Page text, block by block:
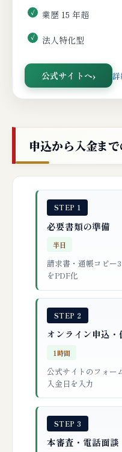
業歴 15 年超
法人特化型
公式サイトへ
申込から入金ま
STEP 1
必要書類の準備
半日
請求書・通帳コピー
をPDF化
STEP 2
オンライン申込・
1時間
公式サイトのフォー
入金日を入力
STEP 3
本審査・電話面談